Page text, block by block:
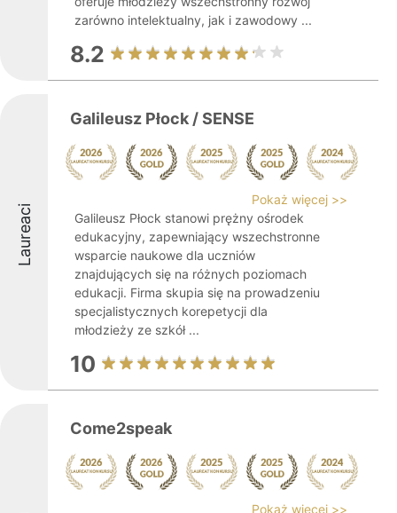
zarówno intelektualny, jak i zawodowy ...
8.2
Laureaci
Galileusz Płock / SENSE
Pokaż więcej >>
Galileusz Płock stanowi prężny ośrodek
edukacyjny, zapewniający wszechstronne
wsparcie naukowe dla uczniów
znajdujących się na różnych poziomach
edukacji. Firma skupia się na prowadzeniu
specjalistycznych korepetycji dla
młodzieży ze szkół ...
10
Come2speak
Pokaż więcej >>